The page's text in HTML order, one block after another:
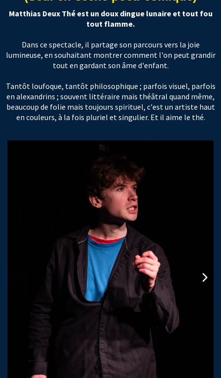
Matthias Deux Thé est un doux dingue lunaire et tout fou
tout flamme.
Dans ce spectacle, il partage son parcours vers la joie
lumineuse, en souhaitant montrer comment l'on peut grandir
tout en gardant son âme d'enfant.
Tantôt loufoque, tantôt philosophique ; parfois visuel, parfois
en alexandrins ; souvent littéraire mais théâtral quand même,
beaucoup de folie mais toujours spirituel, c'est un artiste haut
en couleurs, à la fois pluriel et singulier. Et il aime le thé.